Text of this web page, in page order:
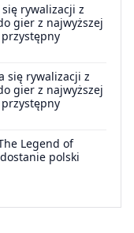
rywalizacji z
gier z najwyższej
się rywalizacji z
gier z najwyższej
Legend of
polski